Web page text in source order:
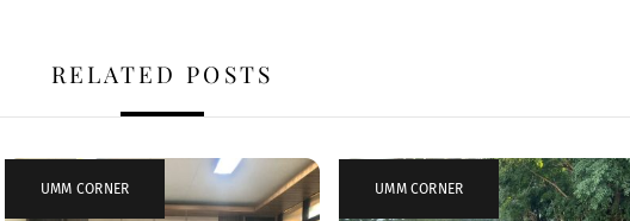
RELATED POSTS
UMM CORNER UMM CORNER